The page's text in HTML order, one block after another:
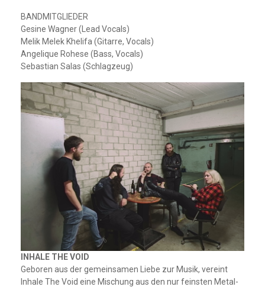
BANDMITGLIEDER
Gesine Wagner (Lead Vocals)
Melik Melek Khelifa (Gitarre, Vocals)
Angelique Rohese (Bass, Vocals)
Sebastian Salas (Schlagzeug)
INHALE THE VOID
Geboren aus der gemeinsamen Liebe zur Musik, vereint
Inhale The Void eine Mischung aus den nur feinsten Metal-